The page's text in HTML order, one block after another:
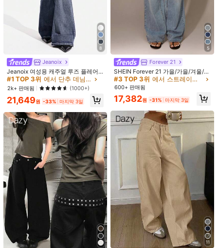
1/6
18,460 원 -34% 27,990원
Breezaya 여성 캐주얼 휴가 & 통근 솔리드 컬
러 플리츠 루즈 와이드 레그 청바지
4.88(9)
사이즈
(26) 4(27) 4 (30) 8/10 (32)
사이즈 안내
고객님의 사이즈가 아닌가요? 말해주세요
기타 옵션
8
Jeanoix
Jeanoix 여성용 캐주얼 루즈 플레어
레그 로우웨이스트 청바지
#1 TOP 3위 에서 단추 데님 바지
2k+ 판매됨 (1000+)
21,649원 -33% 마지막 3일
5
Forever 21
SHEIN Forever 21 가을/가을/겨울/개
학/컨트리 콘서트/콘서트/외출/생일/
할로윈 의상/캐주얼/Y2k/2000년대/
Y2k Y2k/90S/섹시/서양복 여성/보헤
미안/컨트리/클럽/오피스/칵테일/빈
티지/바디콘/레이브 페스티벌/재미있
는/고급스러운/올드 머니/스트리트웨
어/휴가/컨트리 콘서트/직장/단정한/
국경일 새해 파티 외출 시크/베이직/
졸업/할로윈/로우 라이즈 배기 와이드
레그 진
#3 TOP 3위 에서 스트레이트 레그 레그 데님 팬츠
600+ 판매됨
17,382원 -31% 마지막 3일
11